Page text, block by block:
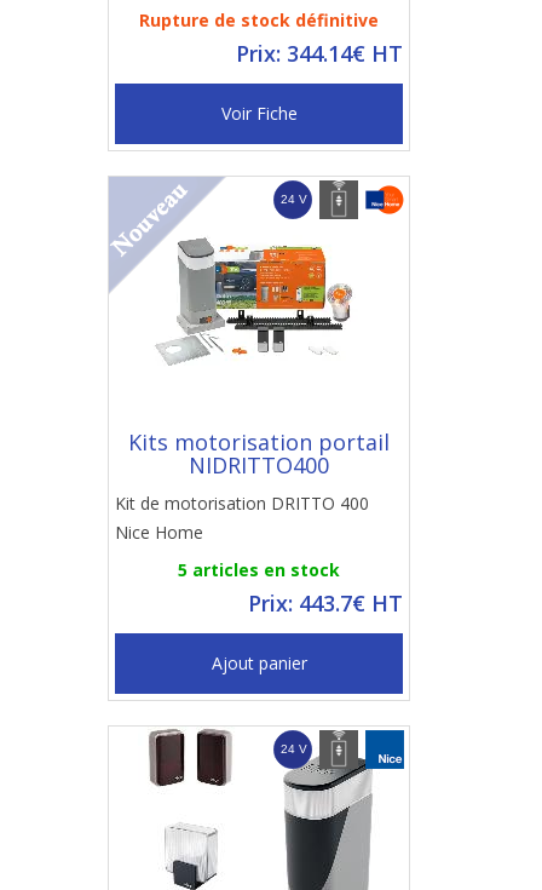
Rupture de stock définitive
Prix: 344.14€ HT
Voir Fiche
Kits motorisation portail
NIDRITTO400
Kit de motorisation DRITTO 400
Nice Home
5 articles en stock
Prix: 443.7€ HT
Ajout panier